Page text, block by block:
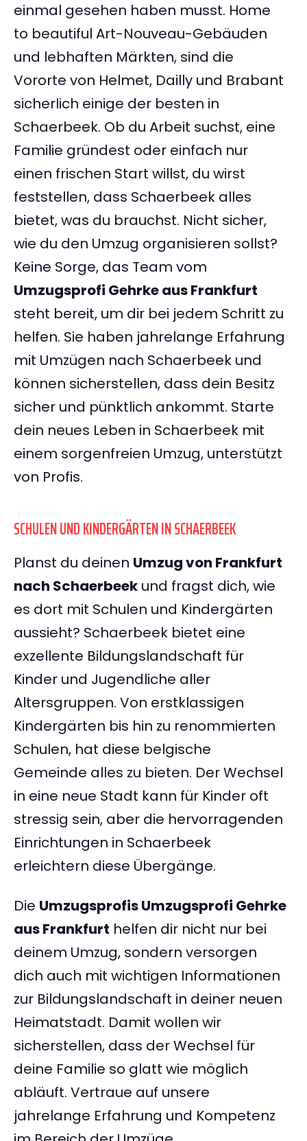
einmal gesehen haben musst. Home
to beautiful Art-Nouveau-Gebäuden
und lebhaften Märkten, sind die
Vororte von Helmet, Dailly und Brabant
sicherlich einige der besten in
Schaerbeek. Ob du Arbeit suchst, eine
Familie gründest oder einfach nur
einen frischen Start willst, du wirst
feststellen, dass Schaerbeek alles
bietet, was du brauchst. Nicht sicher,
wie du den Umzug organisieren sollst?
Keine Sorge, das Team vom
Umzugsprofi Gehrke aus Frankfurt
steht bereit, um dir bei jedem Schritt zu
helfen. Sie haben jahrelange Erfahrung
mit Umzügen nach Schaerbeek und
können sicherstellen, dass dein Besitz
sicher und pünktlich ankommt. Starte
dein neues Leben in Schaerbeek mit
einem sorgenfreien Umzug, unterstützt
von Profis.
SCHULEN UND KINDERGÄRTEN IN SCHAERBEEK
Planst du deinen Umzug von Frankfurt
nach Schaerbeek und fragst dich, wie
es dort mit Schulen und Kindergärten
aussieht? Schaerbeek bietet eine
exzellente Bildungslandschaft für
Kinder und Jugendliche aller
Altersgruppen. Von erstklassigen
Kindergärten bis hin zu renommierten
Schulen, hat diese belgische
Gemeinde alles zu bieten. Der Wechsel
in eine neue Stadt kann für Kinder oft
stressig sein, aber die hervorragenden
Einrichtungen in Schaerbeek
erleichtern diese Übergänge.
Die Umzugsprofis Umzugsprofi Gehrke
aus Frankfurt helfen dir nicht nur bei
deinem Umzug, sondern versorgen
dich auch mit wichtigen Informationen
zur Bildungslandschaft in deiner neuen
Heimatstadt. Damit wollen wir
sicherstellen, dass der Wechsel für
deine Familie so glatt wie möglich
abläuft. Vertraue auf unsere
jahrelange Erfahrung und Kompetenz